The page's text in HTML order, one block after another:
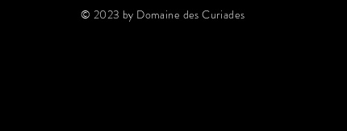
© 2023 by Domaine des Curiades